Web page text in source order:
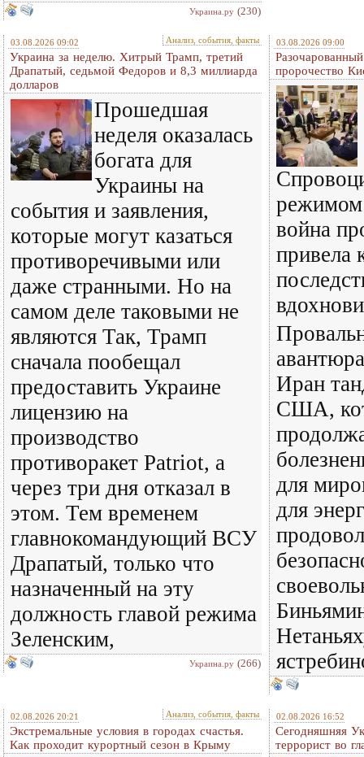
Украина.ру (230)
03.08.2026 09:02 Анализ, события, факты
Украина за неделю. Хитрый Трамп, третий
Драпатый, седьмой Федоров и 8,3 миллиарда
долларов
Прошедшая
неделя оказалась
богата для
Украины на
события и заявления,
которые могут казаться
противоречивыми или
даже странными. Но на
самом деле таковыми не
являются Так, Трамп
сначала пообещал
предоставить Украине
лицензию на
производство
противоракет Patriot, а
через три дня отказал в
этом. Тем временем
главнокомандующий ВСУ
Драпатый, только что
назначенный на эту
должность главой режима
Зеленским,
Украина.ру (266)
03.08.2026 09:00
пророчество
режимом
война
привела
Иран
США,
для
для
02.08.2026 20:21 Анализ, события, факты
Экстремальные условия в городах счастья.
Как проходит курортный сезон в Крыму
02.08.2026 16:52
Сегодняшняя
террорист во